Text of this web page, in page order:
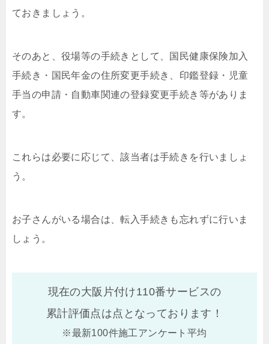
ておきましょう。
そのあと、役場等の手続きとして、国民健康保険加入
手続き・国民年金の住所変更手続き、印鑑登録・児童
手当の申請・自動車関連の登録変更手続き等がありま
す。
これらは必要に応じて、該当者は手続きを行いましょ
う。
お子さんがいる場合は、転入手続きも忘れずに行いま
しょう。
現在の大阪片付け110番サービスの
累計評価点は点となっております！
※最新100件施工アンケート平均